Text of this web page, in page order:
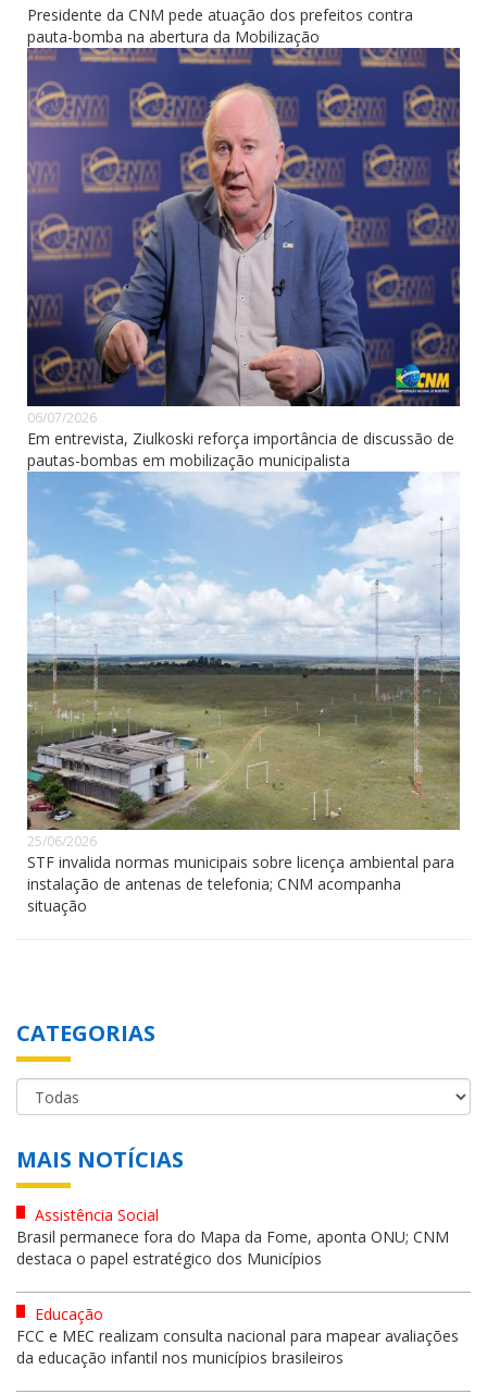
Presidente da CNM pede atuação dos prefeitos contra
pauta-bomba na abertura da Mobilização
06/07/2026
Em entrevista, Ziulkoski reforça importância de discussão de
pautas-bombas em mobilização municipalista
25/06/2026
STF invalida normas municipais sobre licença ambiental para
instalação de antenas de telefonia; CNM acompanha
situação
CATEGORIAS
MAIS NOTÍCIAS
Assistência Social
Brasil permanece fora do Mapa da Fome, aponta ONU; CNM
destaca o papel estratégico dos Municípios
Educação
FCC e MEC realizam consulta nacional para mapear avaliações
da educação infantil nos municípios brasileiros